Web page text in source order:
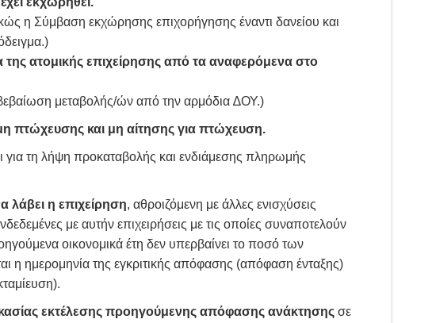
η Σύμβαση εκχώρησης επιχορήγησης έναντι δανείου και
της ατομικής επιχείρησης από τα αναφερόμενα στο
μεταβολής/ών από την αρμόδια ∆ΟΥ.)
πτώχευσης και μη αίτησης για πτώχευση.
τη λήψη προκαταβολής και ενδιάμεσης πληρωμής
λάβει η επιχείρηση, αθροιζόμενη με άλλες ενισχύσεις
με αυτήν επιχειρήσεις με τις οποίες συναποτελούν
οικονομικά έτη δεν υπερβαίνει το ποσό των
η ημερομηνία της εγκριτικής απόφασης (απόφαση ένταξης)
εκτέλεσης προηγούμενης απόφασης ανάκτησης σε